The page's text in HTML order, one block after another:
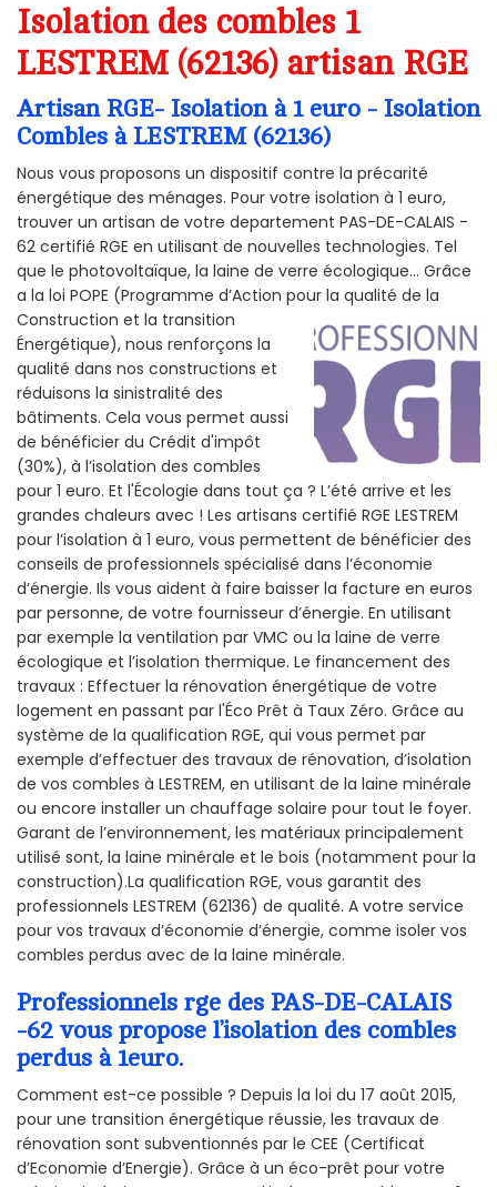
Isolation des combles 1
LESTREM (62136) artisan RGE
Artisan RGE- Isolation à 1 euro - Isolation
Combles à LESTREM (62136)
Nous vous proposons un dispositif contre la précarité
énergétique des ménages. Pour votre isolation à 1 euro,
trouver un artisan de votre departement PAS-DE-CALAIS -
62 certifié RGE en utilisant de nouvelles technologies. Tel
que le photovoltaïque, la laine de verre écologique... Grâce
a la loi POPE (Programme d’Action pour la qualité de la
Construction et la transition
Énergétique), nous renforçons la
qualité dans nos constructions et
réduisons la sinistralité des
bâtiments. Cela vous permet aussi
de bénéficier du Crédit d'impôt
(30%), à l’isolation des combles
pour 1 euro. Et l'Écologie dans tout ça ? L’été arrive et les
grandes chaleurs avec ! Les artisans certifié RGE LESTREM
pour l’isolation à 1 euro, vous permettent de bénéficier des
conseils de professionnels spécialisé dans l’économie
d’énergie. Ils vous aident à faire baisser la facture en euros
par personne, de votre fournisseur d’énergie. En utilisant
par exemple la ventilation par VMC ou la laine de verre
écologique et l’isolation thermique. Le financement des
travaux : Effectuer la rénovation énergétique de votre
logement en passant par l'Éco Prêt à Taux Zéro. Grâce au
système de la qualification RGE, qui vous permet par
exemple d’effectuer des travaux de rénovation, d’isolation
de vos combles à LESTREM, en utilisant de la laine minérale
ou encore installer un chauffage solaire pour tout le foyer.
Garant de l’environnement, les matériaux principalement
utilisé sont, la laine minérale et le bois (notamment pour la
construction).La qualification RGE, vous garantit des
professionnels LESTREM (62136) de qualité. A votre service
pour vos travaux d’économie d’énergie, comme isoler vos
combles perdus avec de la laine minérale.
Professionnels rge des PAS-DE-CALAIS
-62 vous propose l’isolation des combles
perdus à 1euro.
Comment est-ce possible ? Depuis la loi du 17 août 2015,
pour une transition énergétique réussie, les travaux de
rénovation sont subventionnés par le CEE (Certificat
d’Economie d’Energie). Grâce à un éco-prêt pour votre